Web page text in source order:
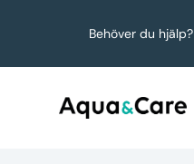
Behöver du hjälp?